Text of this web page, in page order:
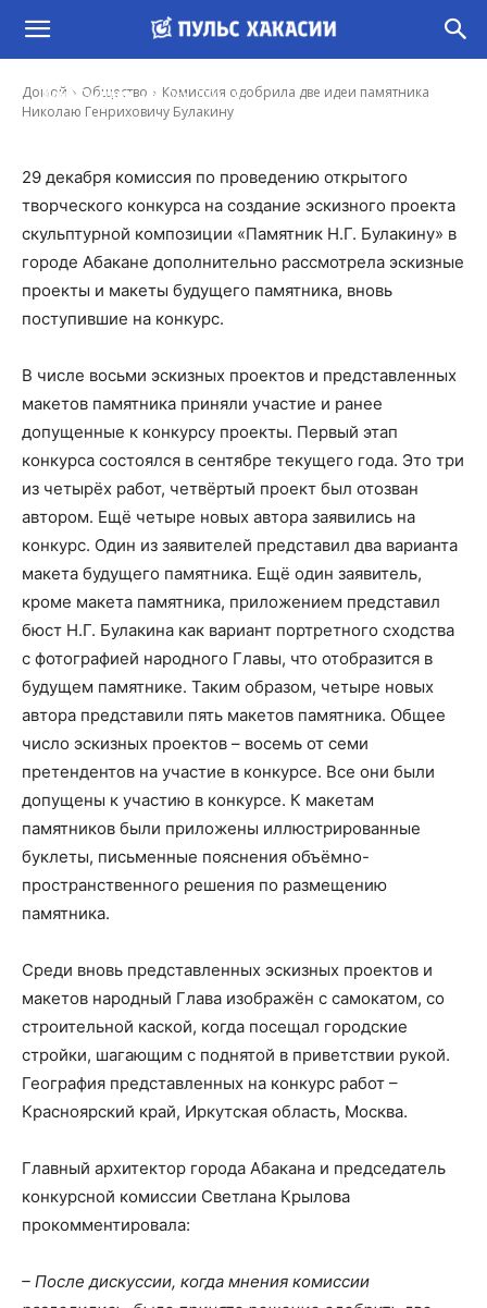
Домой Общество
Комиссия одобрила две идеи памятника
Николаю Генриховичу Булакину
Комиссия одобрила две идеи памятника
Николаю Генриховичу Булакину
Иона Суслова - 30 Дек, 2020 9:05
29 декабря комиссия по проведению открытого
творческого конкурса на создание эскизного проекта
скульптурной композиции «Памятник Н.Г. Булакину» в
городе Абакане дополнительно рассмотрела эскизные
проекты и макеты будущего памятника, вновь
поступившие на конкурс.
В числе восьми эскизных проектов и представленных
макетов памятника приняли участие и ранее
допущенные к конкурсу проекты. Первый этап
конкурса состоялся в сентябре текущего года. Это три
из четырёх работ, четвёртый проект был отозван
автором. Ещё четыре новых автора заявились на
конкурс. Один из заявителей представил два варианта
макета будущего памятника. Ещё один заявитель,
кроме макета памятника, приложением представил
бюст Н.Г. Булакина как вариант портретного сходства
с фотографией народного Главы, что отобразится в
будущем памятнике. Таким образом, четыре новых
автора представили пять макетов памятника. Общее
число эскизных проектов – восемь от семи
претендентов на участие в конкурсе. Все они были
допущены к участию в конкурсе. К макетам
памятников были приложены иллюстрированные
буклеты, письменные пояснения объёмно-
пространственного решения по размещению
памятника.
Среди вновь представленных эскизных проектов и
макетов народный Глава изображён с самокатом, со
строительной каской, когда посещал городские
стройки, шагающим с поднятой в приветствии рукой.
География представленных на конкурс работ –
Красноярский край, Иркутская область, Москва.
Главный архитектор города Абакана и председатель
конкурсной комиссии Светлана Крылова
прокомментировала:
– После дискуссии, когда мнения комиссии